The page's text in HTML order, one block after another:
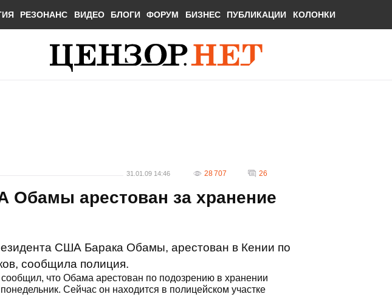
РЕЗОНАНС ВИДЕО БЛОГИ ФОРУМ БИЗНЕС ПУБЛИКАЦИИ КОЛОНКИ
31.01.09 14:46 28 707 26
Обамы арестован за хранение
США Барака Обамы, арестован в Кении по
сообщила полиция.
что Обама арестован по подозрению в хранении
Сейчас он находится в полицейском участке